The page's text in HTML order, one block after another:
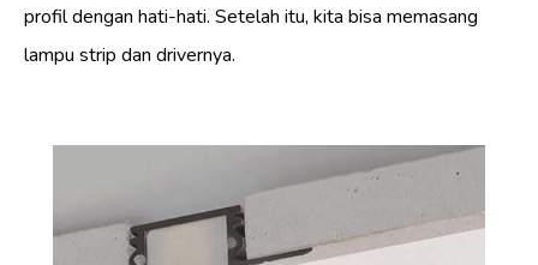
profil dengan hati-hati. Setelah itu, kita bisa memasang
lampu strip dan drivernya.